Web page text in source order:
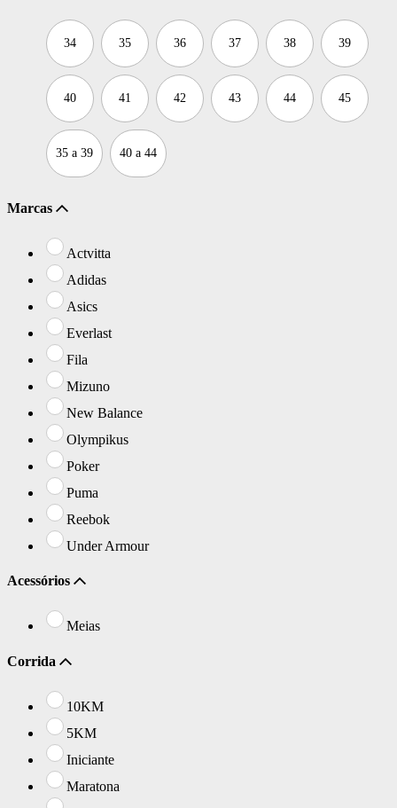
34 35 36 37 38 39
40 41 42 43 44 45
35 a 39 40 a 44
Marcas
Actvitta
Adidas
Asics
Everlast
Fila
Mizuno
New Balance
Olympikus
Poker
Puma
Reebok
Under Armour
Acessórios
Meias
Corrida
10KM
5KM
Iniciante
Maratona